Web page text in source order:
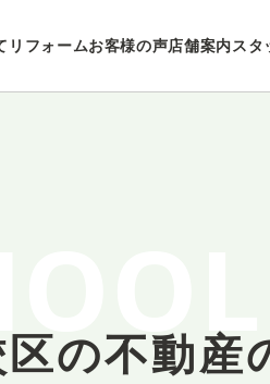
リフォームお客様の声店舗案内スタ
の不動産